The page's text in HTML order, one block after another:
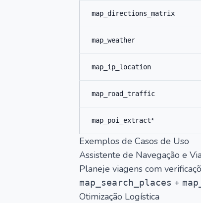
map_directions_matrix
map_weather
map_ip_location
map_road_traffic
map_poi_extract*
Exemplos de Casos de Uso
Assistente de Navegação e
Planeje viagens com
map_search_places +
Otimização Logística